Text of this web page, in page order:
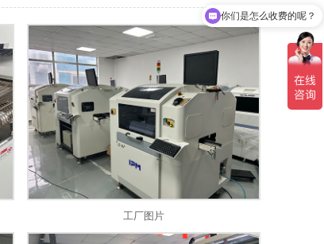
工厂图片
你们是怎么收费的呢？
设备有优惠吗?